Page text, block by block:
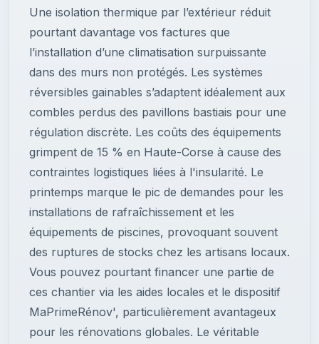
Une isolation thermique par l’extérieur réduit
pourtant davantage vos factures que
l’installation d’une climatisation surpuissante
dans des murs non protégés. Les systèmes
réversibles gainables s’adaptent idéalement aux
combles perdus des pavillons bastiais pour une
régulation discrète. Les coûts des équipements
grimpent de 15 % en Haute-Corse à cause des
contraintes logistiques liées à l'insularité. Le
printemps marque le pic de demandes pour les
installations de rafraîchissement et les
équipements de piscines, provoquant souvent
des ruptures de stocks chez les artisans locaux.
Vous pouvez pourtant financer une partie de
ces chantier via les aides locales et le dispositif
MaPrimeRénov', particulièrement avantageux
pour les rénovations globales. Le véritable